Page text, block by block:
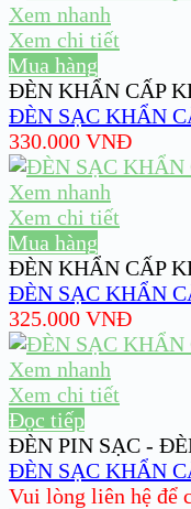
Xem nhanh
Xem chi tiết
Mua hàng
ĐÈN KHẨN CẤP
ĐÈN SẠC KHẨN
330.000 VNĐ
Xem nhanh
Xem chi tiết
Mua hàng
ĐÈN KHẨN CẤP
ĐÈN SẠC KHẨN
325.000 VNĐ
Xem nhanh
Xem chi tiết
Đọc tiếp
ĐÈN PIN SẠC -
ĐÈN SẠC KHẨN
Vui lòng liên hệ để